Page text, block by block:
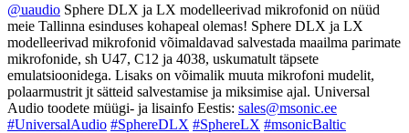
@uaudio Sphere DLX ja LX modelleerivad mikrofonid on nüüd
meie Tallinna esinduses kohapeal olemas! Sphere DLX ja LX
modelleerivad mikrofonid võimaldavad salvestada maailma parimate
mikrofonide, sh U47, C12 ja 4038, uskumatult täpsete
emulatsioonidega. Lisaks on võimalik muuta mikrofoni mudelit,
polaarmustrit jt sätteid salvestamise ja miksimise ajal. Universal
Audio toodete müügi- ja lisainfo Eestis: sales@msonic.ee
#UniversalAudio #SphereDLX #SphereLX #msonicBaltic